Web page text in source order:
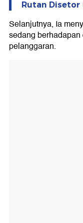
Rutan Disetor
Selanjutnya, Ia
sedang
pelanggaran.